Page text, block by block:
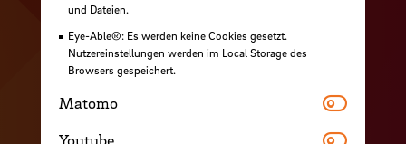
Zu unserer Instagram Seite
Zu unserer Facebook
Zu unserer
Zu unserer
und Dateien.
Eye-Able®: Es werden keine Cookies gesetzt.
Nutzereinstellungen werden im Local Storage des
Browsers gespeichert.
Matomo Matomo
Youtube Youtube